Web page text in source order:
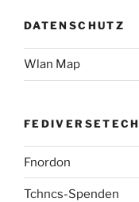
DATENSCHUTZ
Wlan Map
Fnordon
Tchncs-Spenden